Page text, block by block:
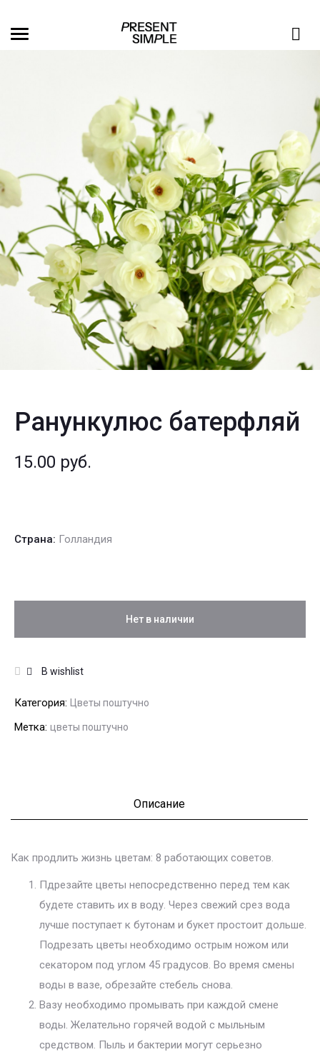
Ранункулюс батерфляй
15.00 руб.
Страна: Голландия
Нет в наличии
В wishlist
Категория: Цветы поштучно
Метка: цветы поштучно
Описание
Как продлить жизнь цветам: 8 работающих советов.
Пдрезайте цветы непосредственно перед тем как
будете ставить их в воду. Через свежий срез вода
лучше поступает к бутонам и букет простоит дольше.
Подрезать цветы необходимо острым ножом или
секатором под углом 45 градусов. Во время смены
воды в вазе, обрезайте стебель снова.
Вазу необходимо промывать при каждой смене
воды. Желательно горячей водой с мыльным
средством. Пыль и бактерии могут серьезно